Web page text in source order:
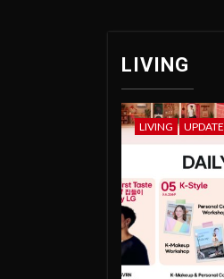
LIVING
LIVING UPDATE